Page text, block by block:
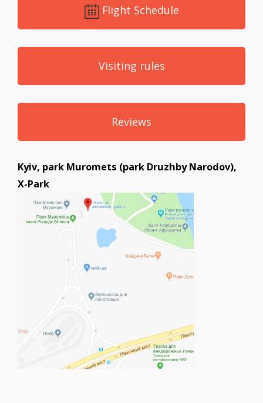
Flight Schedule
Visiting rules
Reviews
Kyiv, park Muromets (park Druzhby Narodov),
X-Park